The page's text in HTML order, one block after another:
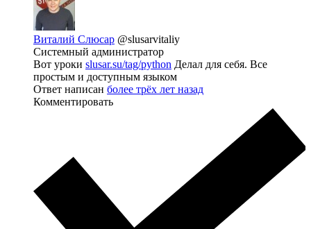
Виталий Слюсар @slusarvitaliy
Системный администратор
Вот уроки slusar.su/tag/python Делал для себя. Все
простым и доступным языком
Ответ написан более трёх лет назад
Комментировать